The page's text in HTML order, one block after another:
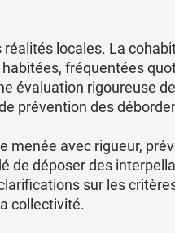
réalités locales. La
fréquentées
évaluation rigoureuse
prévention des
menée avec rigueur,
de déposer des
sur les
collectivité.